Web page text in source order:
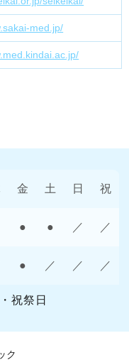
med.jp/
金 土 日 祝
● ● ／ ／
● ／ ／ ／
祝祭日
ク